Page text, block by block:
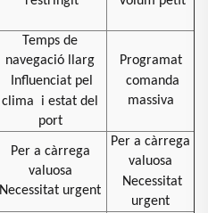
Temps de
navegació llarg
Influenciat pel
clima
i estat del
port
Programat
comanda
massiva
Per a càrrega
valuosa
Necessitat urgent
Per a càrrega
valuosa
Necessitat
urgent